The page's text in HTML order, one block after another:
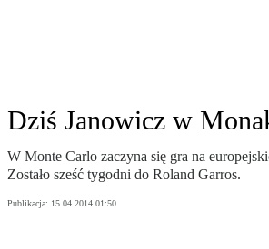
Dziś Janowicz w
W Monte Carlo zaczyna się gra na
Zostało sześć tygodni do Roland Garros.
Publikacja: 15.04.2014 01:50